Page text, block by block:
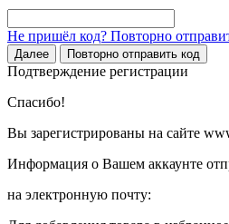
Не пришёл код? Повторно
Далее Повторно отправить код
Подтверждение регистрации
Спасибо!
Вы зарегистрированы на сайте
Информация о Вашем аккаунте
на электронную почту: